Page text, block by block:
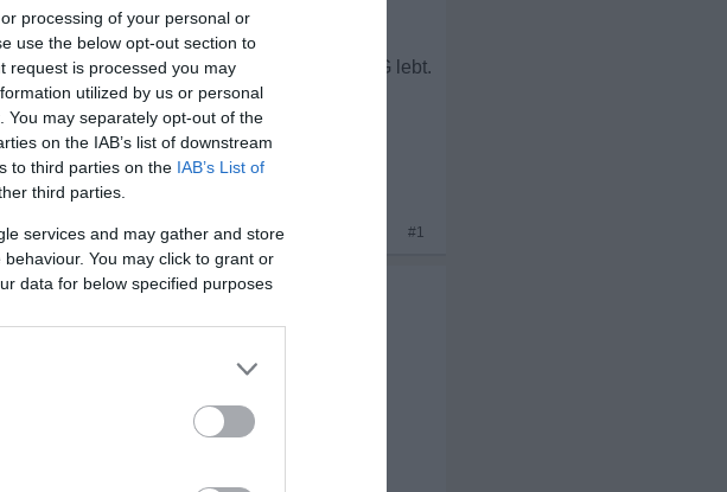
processing of your personal or
use the below opt-out section to
request is processed you may
utilized by us or personal
may separately opt-out of the
on the IAB’s list of downstream
to third parties on the IAB’s List of
third parties.
services and may gather and store
You may click to grant or
data for below specified purposes
oder das Konzept eine Elter-/ Familien-WG lebt.
#1